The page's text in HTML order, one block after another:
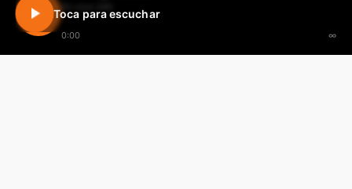
En vivo 24h
0:00 ∞
Toca para escuchar